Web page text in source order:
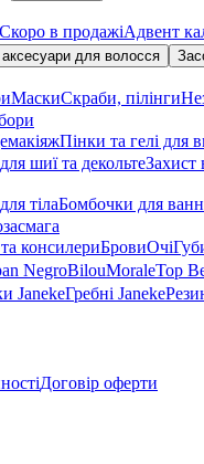
Скоро в продажіАдвент
аксесуари для волосся
МаскиСкраби, пілінги
Пінки та гелі для
шиї та декольтеЗахист
тілаБомбочки для
консилериБровиОчі
NegroBilouMoraleTop
JanekeГребні Janeke
Договір оферти